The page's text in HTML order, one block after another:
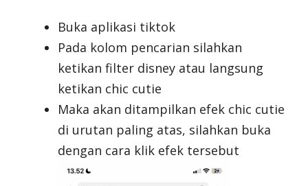
Buka aplikasi tiktok
Pada kolom pencarian silahkan
ketikan filter disney atau langsung
ketikan chic cutie
Maka akan ditampilkan efek chic cutie
di urutan paling atas, silahkan buka
dengan cara klik efek tersebut